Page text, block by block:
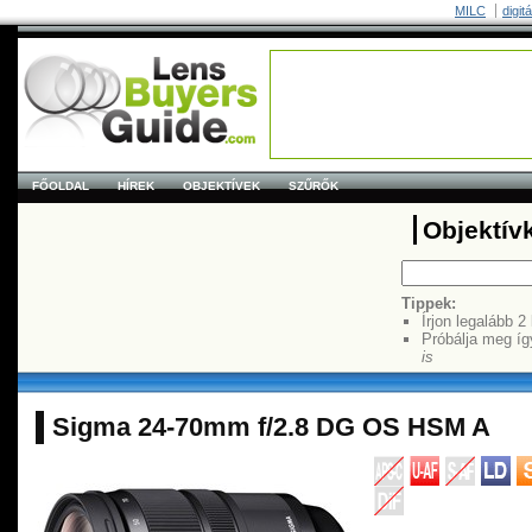
MILC
FŐOLDAL HÍREK OBJEKTÍVEK SZŰRŐK
Tippek:
Írjon legalább
Próbálja meg
is
Sigma 24-70mm f/2.8 DG OS HSM A